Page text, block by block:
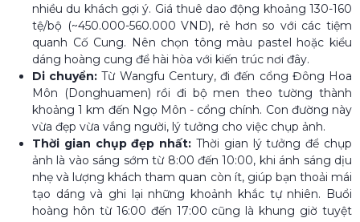
nhiều du khách gợi ý. Giá thuê dao động khoảng 130-160
tệ/bộ (~450.000-560.000 VND), rẻ hơn so với các tiệm
quanh Cố Cung. Nên chọn tông màu pastel hoặc kiểu
dáng hoàng cung để hài hòa với kiến trúc nơi đây.
Di chuyển:Từ Wangfu Century, đi đến cổng Đông Hoa
Môn (Donghuamen) rồi đi bộ men theo tường thành
khoảng 1 km đến Ngọ Môn - cổng chính. Con đường này
vừa đẹp vừa vắng người, lý tưởng cho việc chụp ảnh.
Thời gian chụp đẹp nhất: Thời gian lý tưởng để chụp
ảnh là vào sáng sớm từ 8:00 đến 10:00, khi ánh sáng dịu
nhẹ và lượng khách tham quan còn ít, giúp bạn thoải mái
tạo dáng và ghi lại những khoảnh khắc tự nhiên. Buổi
hoàng hôn từ 16:00 đến 17:00 cũng là khung giờ tuyệt